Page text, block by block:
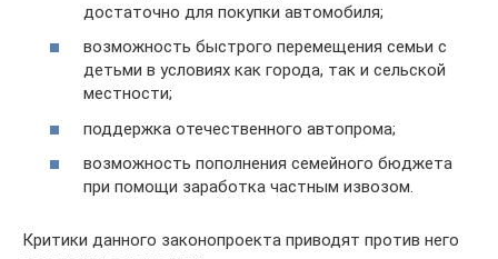
достаточно для покупки автомобиля;
возможность быстрого перемещения семьи с
детьми в условиях как города, так и сельской
местности;
поддержка отечественного автопрома;
возможность пополнения семейного бюджета
при помощи заработка частным извозом.
Критики данного законопроекта приводят против него